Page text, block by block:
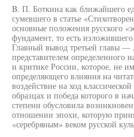
B. П. Боткина как ближайшего
сумевшего в статье
основные положения русского
фундамент, то есть
Главный вывод третьей
представителем определенного
и критике России, которое, не
определяющего влияния на
воздействие на ход
образцах и победа которого в
степени обусловила
отношении эпохи, которую
«серебряным» веком русской